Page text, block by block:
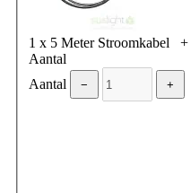
1 x 5 Meter Stroomkabel +
Aantal
Aantal
− +